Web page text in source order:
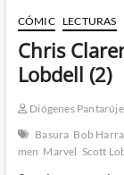
X-
men
(VII):
Grant
Morrison
CÓMIC LECTURAS
Chris
Lobdell (2)
Diógenes
Basura Bob
men Marvel Scott